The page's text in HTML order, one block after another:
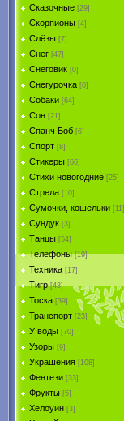
Сказочные [29]
Скорпионы [4]
Слёзы [7]
Снег [47]
Снеговик [0]
Снегурочка [0]
Собаки [64]
Сон [21]
Спанч Боб [6]
Спорт [8]
Стикеры [66]
Стихи новогодние [25]
Стрела [10]
Сумочки, кошельки [11]
Сундук [3]
Танцы [54]
Телефоны [19]
Техника [17]
Тигр [43]
Тоска [39]
Транспорт [23]
У воды [70]
Узоры [9]
Украшения [108]
Фентези [33]
Фрукты [5]
Хелоуин [3]